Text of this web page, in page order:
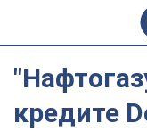
кредите